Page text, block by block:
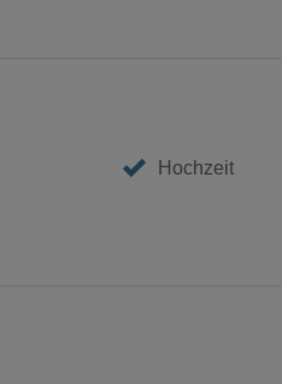
Hochzeit